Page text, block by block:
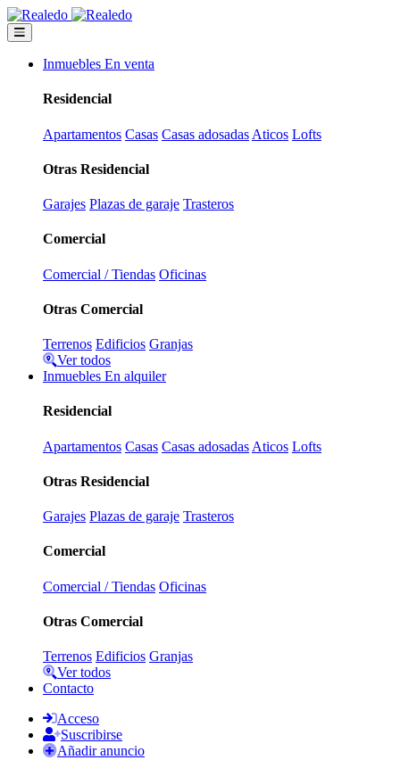
Inmuebles En venta
Residencial
Apartamentos Casas Casas adosadas Aticos Lofts
Otras Residencial
Garajes Plazas de garaje Trasteros
Comercial
Comercial / Tiendas Oficinas
Otras Comercial
Terrenos Edificios Granjas
Ver todos
Inmuebles En alquiler
Residencial
Apartamentos Casas Casas adosadas Aticos Lofts
Otras Residencial
Garajes Plazas de garaje Trasteros
Comercial
Comercial / Tiendas Oficinas
Otras Comercial
Terrenos Edificios Granjas
Ver todos
Contacto
Acceso
Suscribirse
Añadir anuncio